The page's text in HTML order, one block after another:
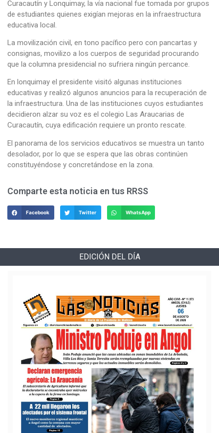
Curacautín y Lonquimay, la vía nacional fue tomada por grupos
de estudiantes quienes exigían mejoras en la infraestructura
educativa local.
La movilización civil, en tono pacífico pero con pancartas y
consignas, movilizo a los cuerpos de seguridad procurando
que la columna presidencial no sufriera ningún percance.
En lonquimay el presidente visitó algunas instituciones
educativas y realizó algunos anuncios para la recuperación de
la infraestructura. Una de las instituciones cuyos estudiantes
decidieron alzar su voz es el colegio Las Araucarias de
Curacautín, cuya edificación requiere un pronto rescate.
El panorama de los servicios educativos se muestra un tanto
desolador, por lo que se espera que las obras continúen
constituyéndose y concretándose en la zona.
Comparte esta noticia en tus RRSS
Facebook Twitter WhatsApp
EDICIÓN DEL DÍA